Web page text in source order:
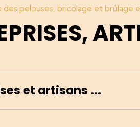
des pelouses, bricolage et brûlage
et artisans ...